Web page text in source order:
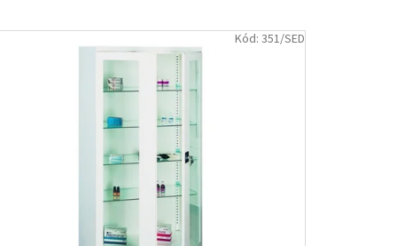
Kód: 351/SED